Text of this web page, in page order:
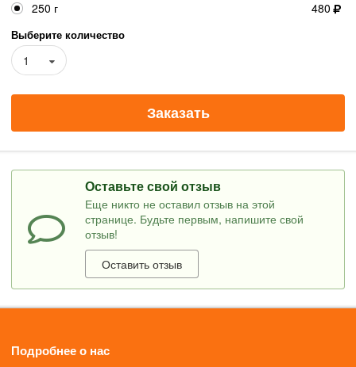
250 г 480
Выберите количество
1
Заказать
Оставьте свой отзыв
Еще никто не оставил отзыв на этой
странице. Будьте первым, напишите свой
отзыв!
Оставить отзыв
Подробнее о нас